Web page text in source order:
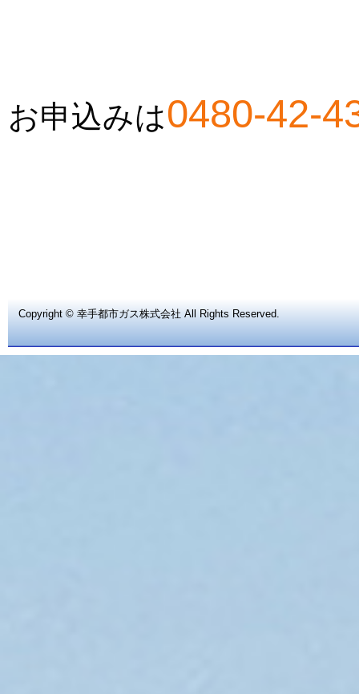
お申込みは0480-42-
Copyright © 幸手都市ガス株式会社 All Rights Reserved.